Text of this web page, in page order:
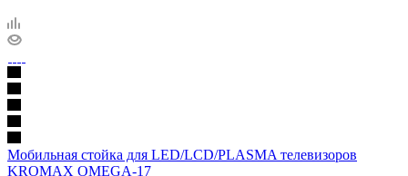
Мобильная стойка для LED/LCD/PLASMA телевизоров
KROMAX OMEGA-17